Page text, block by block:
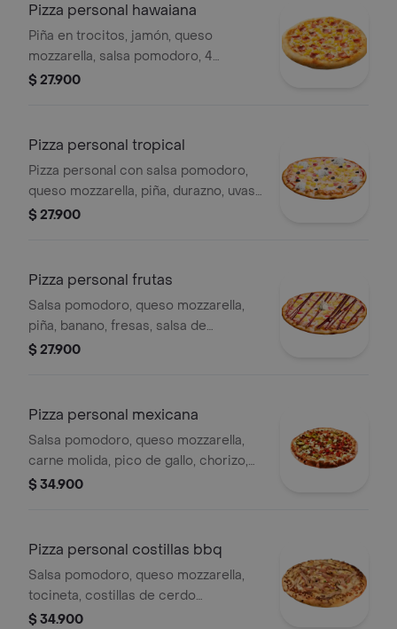
Pizza personal hawaiana
Piña en trocitos, jamón, queso
mozzarella, salsa pomodoro, 4
porciones.
$ 27.900
Pizza personal tropical
Pizza personal con salsa pomodoro,
queso mozzarella, piña, durazno, uvas
pasas, cerezas y crema chantilly.
$ 27.900
Pizza personal frutas
Salsa pomodoro, queso mozzarella,
piña, banano, fresas, salsa de
chocolate y crema chantilly.
$ 27.900
Pizza personal mexicana
Salsa pomodoro, queso mozzarella,
carne molida, pico de gallo, chorizo,
jalapeños, nachos en trocitos,
$ 34.900
Pizza personal costillas bbq
Salsa pomodoro, queso mozzarella,
tocineta, costillas de cerdo
desmechada, orégano, 4 porciones.
$ 34.900